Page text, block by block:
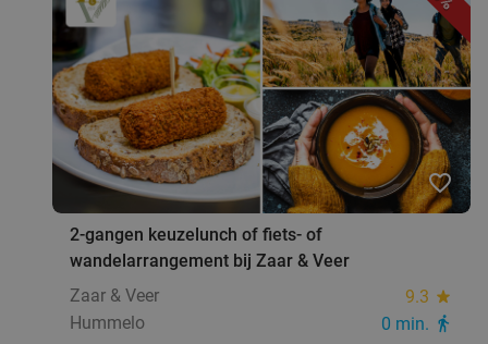
favorite_border
2-gangen keuzelunch of fiets- of
wandelarrangement bij Zaar & Veer
Zaar & Veer
9.3 star
Hummelo 0 min. directions_walk